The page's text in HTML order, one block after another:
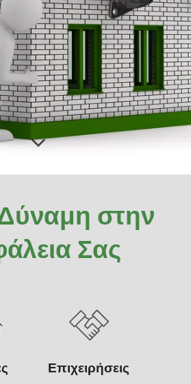
στην
Σας
Επιχειρήσεις